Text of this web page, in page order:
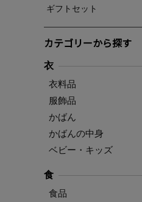
ギフトセット
カテゴリーから探す
衣
衣料品
服飾品
かばん
かばんの中身
ベビー・キッズ
食
食品